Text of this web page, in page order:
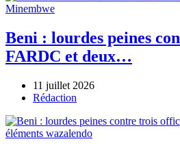
Beni : lourdes peines
FARDC et deux…
11 juillet 2026
Author
Rédaction